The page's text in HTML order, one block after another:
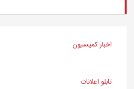
اخبار کمیسیون
تابلو اعلانات